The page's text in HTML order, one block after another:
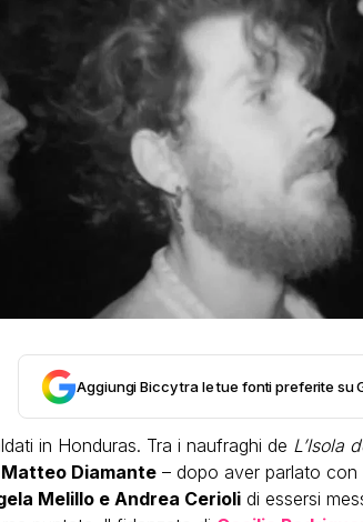
Aggiungi Biccy tra le tue fonti preferite su
in Honduras. Tra i naufraghi de L’Isola
Matteo Diamante– dopo aver parlato con
Melillo e Andrea Ceriolidi essersi